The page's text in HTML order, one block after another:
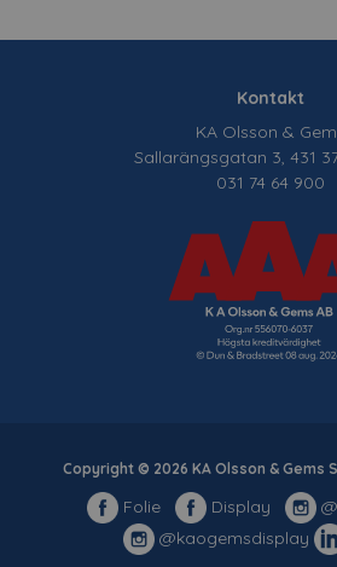
Kontakt
KA Olsson &
Sallarängsgatan 3, 431
031 74 64 900
Copyright © 2026 KA Olsson & Gems
Folie Display
@kaogemsdisplay